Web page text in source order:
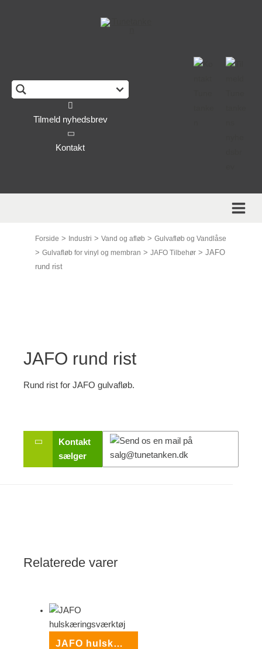
Tilmeld nyhedsbrev
Kontakt
Forside > Industri > Vand og afløb > Gulvafløb og Vandlåse
> Gulvafløb for vinyl og membran > JAFO Tilbehør > JAFO
rund rist
JAFO rund rist
Rund rist for JAFO gulvafløb.
Kontakt
sælger
Relaterede varer
JAFO hulskæringsværktøj
This form is temporarily unavailable.